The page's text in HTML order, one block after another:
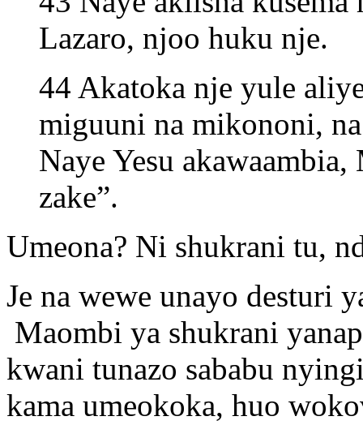
Lazaro, njoo huku nje.
44 Akatoka nje yule
miguuni na mikononi,
Naye Yesu
zake”.
Umeona? Ni shukrani tu,
Je na wewe unayo desturi
Maombi ya shukrani
kwani tunazo sababu
kama umeokoka, huo